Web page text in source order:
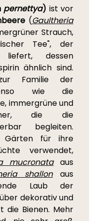
pernettya) ist vor
(Gaultheria
Strauch,
Tee", der
liefert, dessen
ähnlich sind.
Familie der
wie die
immergrüne und
die die
begleiten.
Gärten für ihre
verwendet,
mucronataaus
shallonaus
Laub der
dekorativ und
die Bienen. Mehr